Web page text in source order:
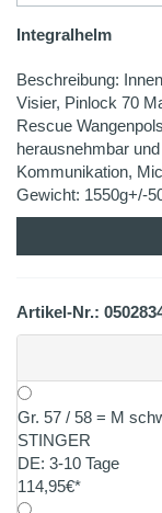
Integralhelm
Beschreibung:
Visier, Pinlock 70
Rescue
herausnehmbar
Kommunikation,
Gewicht: 1550g+/-
Artikel-Nr.:
Gr. 57 / 58 = M
STINGER
DE: 3-10 Tage
114,95€*